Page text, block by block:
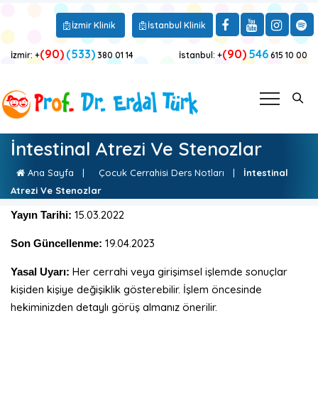
İzmir Klinik İstanbul Klinik
İzmir: +(90) (533) 380 01 14 İstanbul: +(90)546 615 10 00
İntestinal Atrezi Ve Stenozlar
Ana Sayfa | Çocuk Cerrahisi Ders Notları |
İntestinal
Atrezi Ve Stenozlar
Yayın Tarihi: 15.03.2022
Son Güncellenme: 19.04.2023
Yasal Uyarı: Her cerrahi veya girişimsel işlemde sonuçlar
kişiden kişiye değişiklik gösterebilir. İşlem öncesinde
hekiminizden detaylı görüş almanız önerilir.